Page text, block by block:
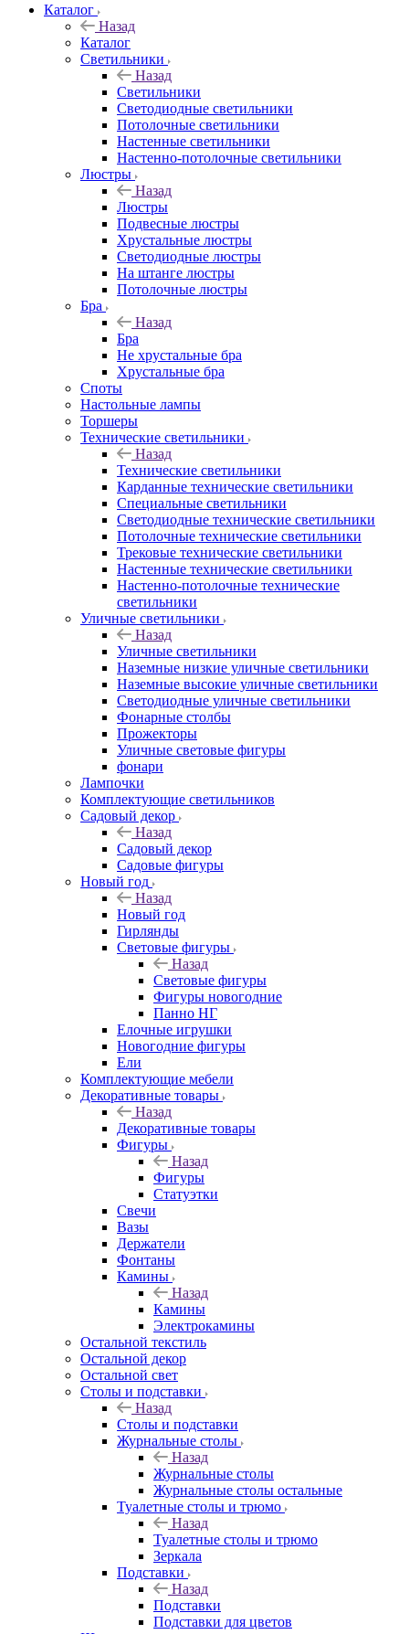
Каталог
Назад
Каталог
Светильники
Назад
Светильники
Светодиодные светильники
Потолочные светильники
Настенные светильники
Настенно-потолочные светильники
Люстры
Назад
Люстры
Подвесные люстры
Хрустальные люстры
Светодиодные люстры
На штанге люстры
Потолочные люстры
Бра
Назад
Бра
Не хрустальные бра
Хрустальные бра
Споты
Настольные лампы
Торшеры
Технические светильники
Назад
Технические светильники
Карданные технические светильники
Специальные светильники
Светодиодные технические светильники
Потолочные технические светильники
Трековые технические светильники
Настенные технические светильники
Настенно-потолочные технические
светильники
Уличные светильники
Назад
Уличные светильники
Наземные низкие уличные светильники
Наземные высокие уличные светильники
Светодиодные уличные светильники
Фонарные столбы
Прожекторы
Уличные световые фигуры
фонари
Лампочки
Комплектующие светильников
Садовый декор
Назад
Садовый декор
Садовые фигуры
Новый год
Назад
Новый год
Гирлянды
Световые фигуры
Назад
Световые фигуры
Фигуры новогодние
Панно НГ
Елочные игрушки
Новогодние фигуры
Ели
Комплектующие мебели
Декоративные товары
Назад
Декоративные товары
Фигуры
Назад
Фигуры
Статуэтки
Свечи
Вазы
Держатели
Фонтаны
Камины
Назад
Камины
Электрокамины
Остальной текстиль
Остальной декор
Остальной свет
Столы и подставки
Назад
Столы и подставки
Журнальные столы
Назад
Журнальные столы
Журнальные столы остальные
Туалетные столы и трюмо
Назад
Туалетные столы и трюмо
Зеркала
Подставки
Назад
Подставки
Подставки для цветов